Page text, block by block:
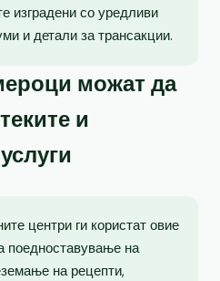
изградени со уредливи
и детали за трансакции.
можат да
и
центри ги користат овие
поедноставување на
на рецепти,